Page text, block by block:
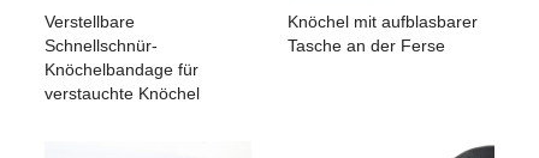
Verstellbare
Schnellschnür-
Knöchelbandage für
verstauchte Knöchel
Knöchel mit aufblasbarer
Tasche an der Ferse